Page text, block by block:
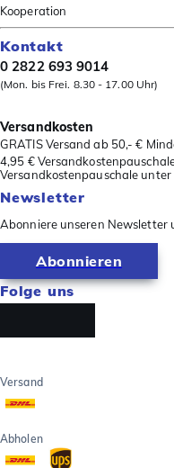
Kooperation
Kontakt
0 2822 693 9014
(Mon. bis Frei. 8.30 - 17.00 Uhr)
Versandkosten
GRATIS Versand ab 50,- €
4,95 €
Versandkostenpauschale
Newsletter
Abonniere unseren Newsletter
Abonnieren
Folge uns
Versand
Abholen